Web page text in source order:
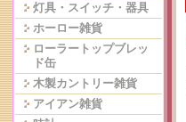
灯具・スイッチ・器具
ホーロー雑貨
ローラートップブレッ
ド缶
木製カントリー雑貨
アイアン雑貨